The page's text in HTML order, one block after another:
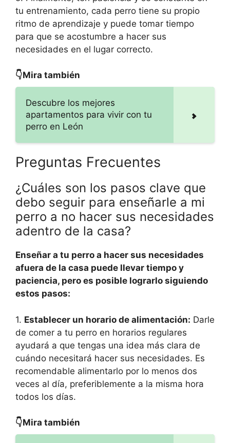
tu entrenamiento, cada perro tiene su propio
ritmo de aprendizaje y puede tomar tiempo
para que se acostumbre a hacer sus
necesidades en el lugar correcto.
👇Mira también
Descubre los mejores
apartamentos para vivir con tu
perro en León
Preguntas Frecuentes
¿Cuáles son los pasos clave que
debo seguir para enseñarle a mi
perro a no hacer sus necesidades
adentro de la casa?
Enseñar a tu perro a hacer sus necesidades
afuera de la casa puede llevar tiempo y
paciencia, pero es posible lograrlo siguiendo
estos pasos:
1. Establecer un horario de alimentación: Darle
de comer a tu perro en horarios regulares
ayudará a que tengas una idea más clara de
cuándo necesitará hacer sus necesidades. Es
recomendable alimentarlo por lo menos dos
veces al día, preferiblemente a la misma hora
todos los días.
👇Mira también